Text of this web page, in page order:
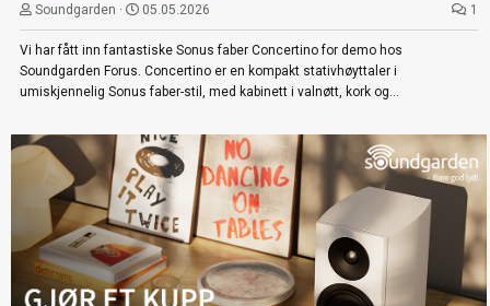
Soundgarden 05.05.2026 1
Vi har fått inn fantastiske Sonus faber Concertino for demo hos
Soundgarden Forus. Concertino er en kompakt stativhøyttaler i
umiskjennelig Sonus faber-stil, med kabinett i valnøtt, kork og...